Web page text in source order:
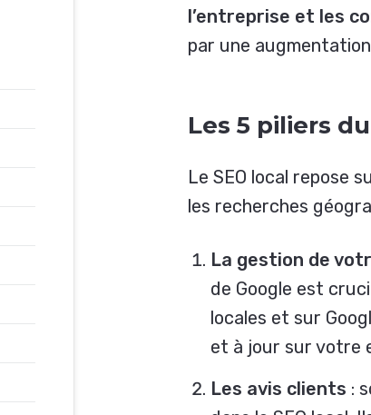
l’entreprise et les
par une
Les 5 piliers
Le SEO local repose
les recherches
La gestion de
de Google est
locales et sur
et à jour sur votre
Les avis clients :